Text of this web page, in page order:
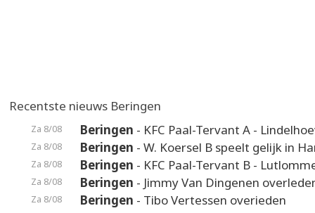
Recentste nieuws Beringen
Za 8/08 Beringen - KFC Paal-Tervant A -
Za 8/08 Beringen - W. Koersel B speelt gelijk in
Za 8/08 Beringen - KFC Paal-Tervant B -
Za 8/08 Beringen - Jimmy Van Dingenen
Za 8/08 Beringen - Tibo Vertessen overieden